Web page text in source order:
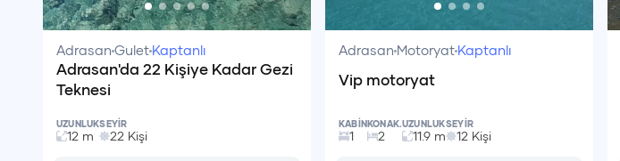
Adrasan Gulet Kaptanlı
Adrasan'da 22 Kişiye Kadar Gezi
Teknesi
UZUNLUK
12 m
SEYİR
22 Kişi
Adrasan Motoryat Kaptanlı
Vip motoryat
KABİN
1
KONAK.
2
UZUNLUK
11.9 m
SEYİR
12 Kişi